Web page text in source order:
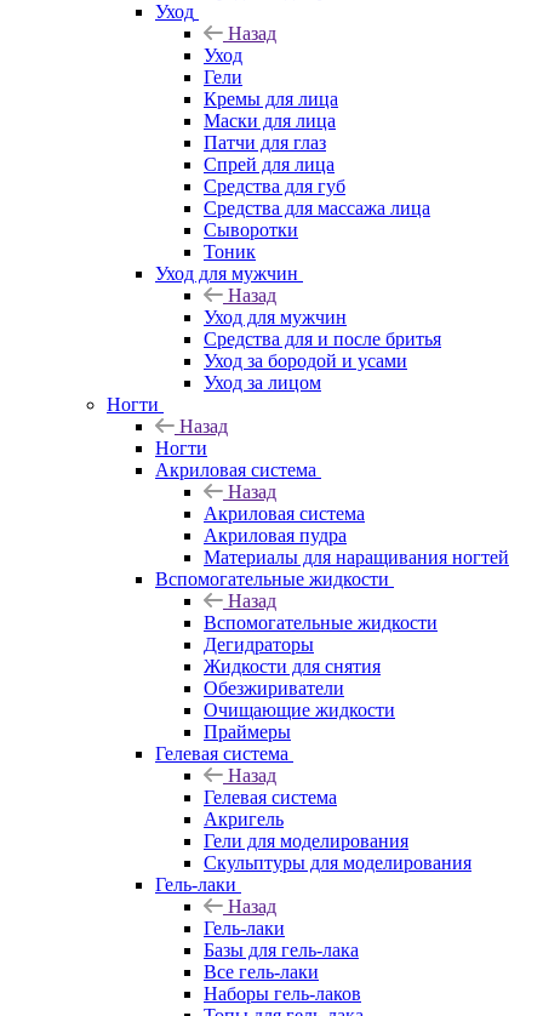
Уход
Назад
Уход
Гели
Кремы для лица
Маски для лица
Патчи для глаз
Спрей для лица
Средства для губ
Средства для массажа лица
Сыворотки
Тоник
Уход для мужчин
Назад
Уход для мужчин
Средства для и после бритья
Уход за бородой и усами
Уход за лицом
Ногти
Назад
Ногти
Акриловая система
Назад
Акриловая система
Акриловая пудра
Материалы для наращивания ногтей
Вспомогательные жидкости
Назад
Вспомогательные жидкости
Дегидраторы
Жидкости для снятия
Обезжириватели
Очищающие жидкости
Праймеры
Гелевая система
Назад
Гелевая система
Акригель
Гели для моделирования
Скульптуры для моделирования
Гель-лаки
Назад
Гель-лаки
Базы для гель-лака
Все гель-лаки
Наборы гель-лаков